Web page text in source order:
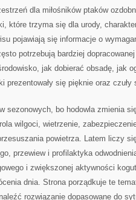
dla miłośników ptaków
które trzyma się dla urody,
pojawiają się informacje o
potrzebują bardziej
jak dobierać obsadę, jak
prezentowały się pięknie oraz czuły
sezonowych, bo hodowla zmienia
wilgoci, wietrzenie,
powietrza. Latem liczy
przewiew i profilaktyka
i zwiększonej aktywności
dnia. Strona porządkuje te
rozwiązanie dopasowane do